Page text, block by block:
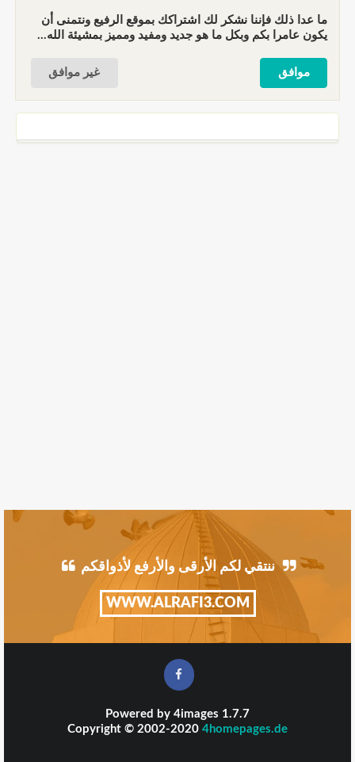
ما عدا ذلك فإننا نشكر لك اشتراكك بموقع الرفيع ونتمنى أن
يكون عامرا بكم وبكل ما هو جديد ومفيد ومميز بمشيئة الله...
ننتقي لكم الأرقى والأرفع لأذواقكم
WWW.ALRAFI3.COM
Powered by 4images 1.7.7
Copyright © 2002-2020 4homepages.de